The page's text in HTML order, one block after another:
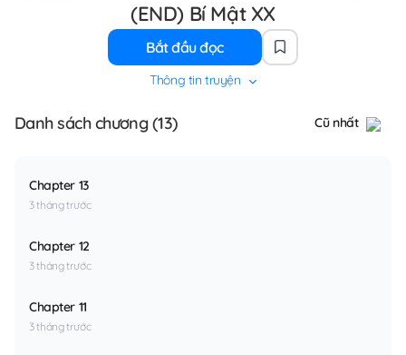
(END) Bí Mật XX
Bắt đầu đọc
Thông tin truyện
Danh sách chương (13) Cũ nhất
Chapter 13
3 tháng trước
Chapter 12
3 tháng trước
Chapter 11
3 tháng trước